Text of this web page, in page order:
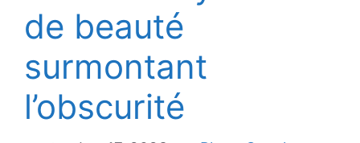
de beauté
surmontant
l’obscurité